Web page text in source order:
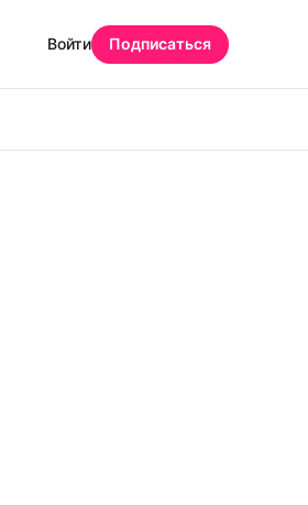
Войти Подписаться